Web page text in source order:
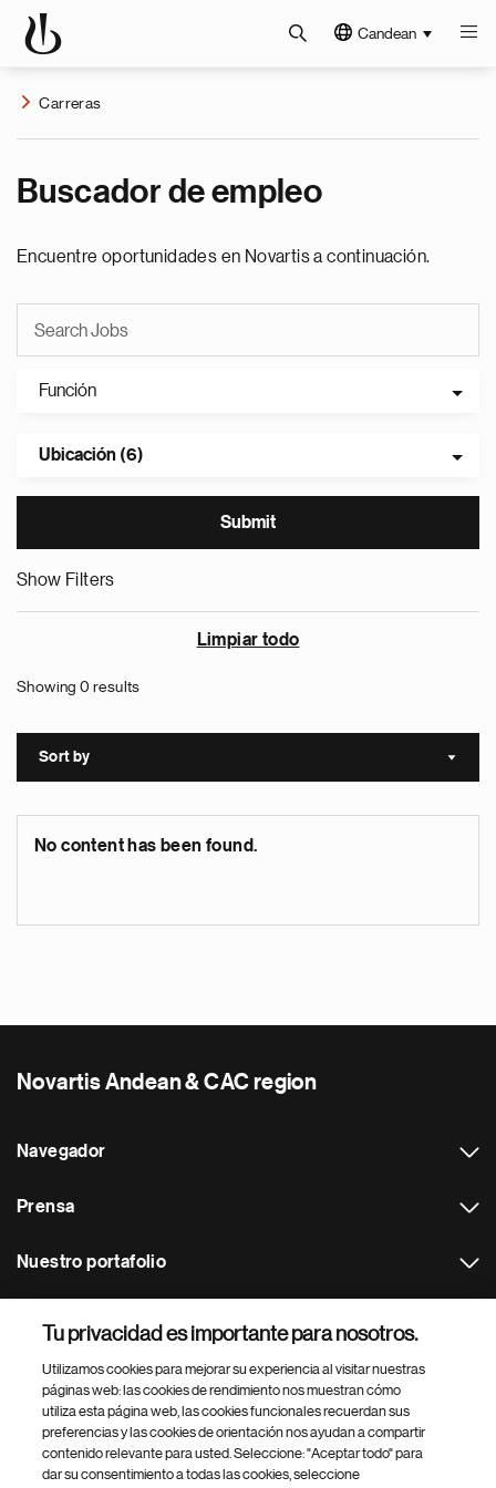
Candean
Carreras
Buscador de empleo
Encuentre oportunidades en Novartis a continuación.
Función
Ubicación (6)
Show Filters
Limpiar todo
Showing 0 results
Sort by Sort
No content has been found.
Novartis Andean & CAC region
Navegador
Prensa
Nuestro portafolio
Footer Site Search
Tu privacidad es importante para nosotros.
Utilizamos cookies para mejorar su experiencia al visitar nuestras
páginas web: las cookies de rendimiento nos muestran cómo
utiliza esta página web, las cookies funcionales recuerdan sus
preferencias y las cookies de orientación nos ayudan a compartir
contenido relevante para usted. Seleccione: "Aceptar todo" para
dar su consentimiento a todas las cookies, seleccione